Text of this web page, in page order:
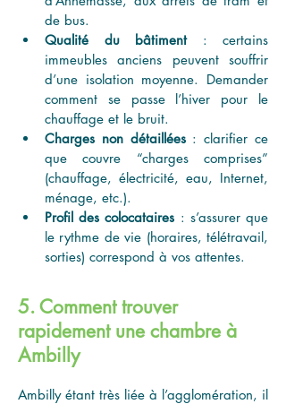
de bus.
Qualité du bâtiment : certains
immeubles anciens peuvent souffrir
d’une isolation moyenne. Demander
comment se passe l’hiver pour le
chauffage et le bruit.
Charges non détaillées : clarifier ce
que couvre “charges comprises”
(chauffage, électricité, eau, Internet,
ménage, etc.).
Profil des colocataires : s’assurer que
le rythme de vie (horaires, télétravail,
sorties) correspond à vos attentes.
5. Comment trouver
rapidement une chambre à
Ambilly
Ambilly étant très liée à l’agglomération, il